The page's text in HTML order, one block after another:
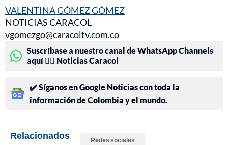
VALENTINA GÓMEZ GÓMEZ
NOTICIAS CARACOL
vgomezgo@caracoltv.com.co
Suscríbase a nuestro canal de WhatsApp Channels
aquí 👉🏻 Noticias Caracol
✔️ Síganos en Google Noticias con toda la
información de Colombia y el mundo.
Relacionados Redes sociales